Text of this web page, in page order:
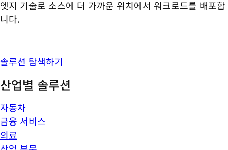
엣지 기술로 소스에 더 가까운 위치에서 워크로드를 배포합
니다.
솔루션 탐색하기
산업별 솔루션
자동차
금융 서비스
의료